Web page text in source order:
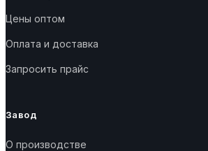
Цены оптом
Оплата и доставка
Запросить прайс
Завод
О производстве